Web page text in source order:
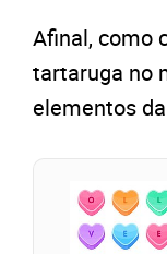
Afinal, como
tartaruga no
elementos